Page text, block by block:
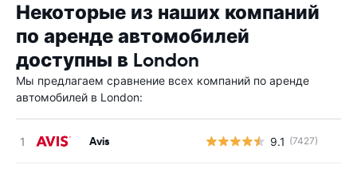
Некоторые из наших компаний
по аренде автомобилей
доступны в London
Мы предлагаем сравнение всех компаний по аренде
автомобилей в London:
Avis 9.1 (7427)